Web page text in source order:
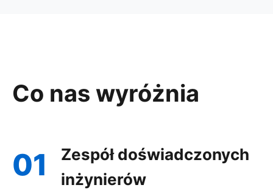
Co nas wyróżnia
01
Zespół doświadczonych
inżynierów